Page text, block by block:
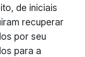
de iniciais
recuperar
por seu
para a